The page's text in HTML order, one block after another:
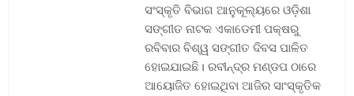
ସଂସ୍କୃତି ବିଭାଗ ଆନୁକୂଲ୍ୟରେ ଓଡ଼ିଶା
ସଙ୍ଗୀତ ନାଟକ ଏକାଡେମୀ ପକ୍ଷରୁ
ରବିବାର ବିଶ୍ୱ ସଙ୍ଗୀତ ଦିବସ ପାଳିତ
ହୋଇଯାଇଛି। ରବୀନ୍ଦ୍ର ମଣ୍ଡପ ଠାରେ
ଆୟୋଜିତ ହୋଇଥିବା ଆଜିର ସାଂସ୍କୃତିକ